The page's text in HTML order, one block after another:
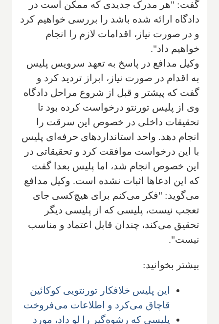
گفت: "هر مدرک جدیدی که ممکن است در
دادگاه ارائه شده باشد را بررسی خواهیم کرد
و در صورت نیاز، اقدامات لازم را انجام
خواهیم داد".
وکیل مدافع در پاسخ به تعهد سرویس پلیس
به اقدام در صورت نیاز، ابراز تردید کرد و
گفت که پیشتر و قبل از شروع مراحل دادگاه
وی از پلیس تورنتو درخواست کرده بود تا
تحقیقات داخلی در خصوص این سرقت را
انجام دهد. واحد استانداردهای حرفه‌ای پلیس
با این درخواست موافقت کرد و تحقیقاتی در
این خصوص انجام شد، اما پلیس بعدا گفت
که این ادعاها اثبات نشده است. وکیل مدافع
می‌گوید: "فکر می‌کنم برای هیچ‌کسی جای
تعجب نیست، پلیسی که از پلیسی دیگر
تحقیق می‌کند، چندان قابل اعتماد و مناسب
نیست".
بیشتر بخوانید:
این پلیس خلافکار تورنتویی کوکائین
قاچاق می‌کرد و اطلاعات می‌فروخت
پلیسی که رشوه‌گیر را لو داد، مورد